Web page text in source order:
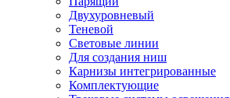
Двухуровневый
Теневой
Световые линии
Для создания ниш
Карнизы интегрированные
Комплектующие